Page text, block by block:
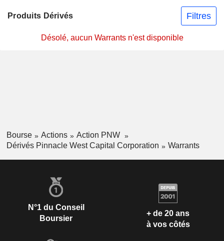
Produits Dérivés Filtres
Désolé, aucun Warrants n'est disponible
Bourse Actions
Action PNW
Dérivés Pinnacle West Capital Corporation
Warrants
N°1 du Conseil
Boursier
+ de 20 ans
à vos côtés